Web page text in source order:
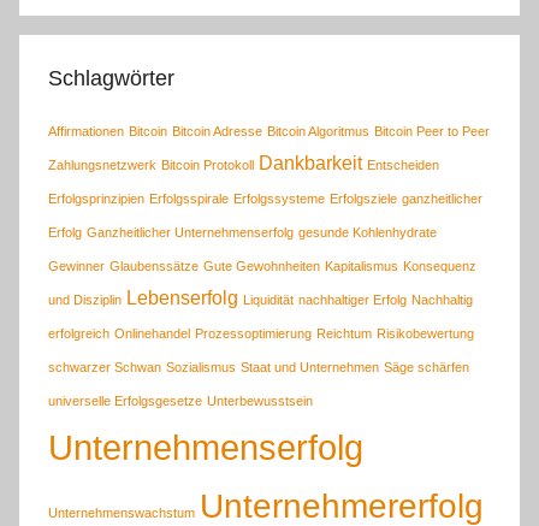
Schlagwörter
Affirmationen Bitcoin Bitcoin Adresse Bitcoin Algoritmus Bitcoin Peer to Peer
Zahlungsnetzwerk Bitcoin Protokoll Dankbarkeit Entscheiden
Erfolgsprinzipien Erfolgsspirale Erfolgssysteme Erfolgsziele ganzheitlicher
Erfolg Ganzheitlicher Unternehmenserfolg gesunde Kohlenhydrate
Gewinner Glaubenssätze Gute Gewohnheiten Kapitalismus Konsequenz
und Disziplin Lebenserfolg Liquidität nachhaltiger Erfolg Nachhaltig
erfolgreich Onlinehandel Prozessoptimierung Reichtum Risikobewertung
schwarzer Schwan Sozialismus Staat und Unternehmen Säge schärfen
universelle Erfolgsgesetze Unterbewusstsein
Unternehmenserfolg
Unternehmenswachstum Unternehmererfolg